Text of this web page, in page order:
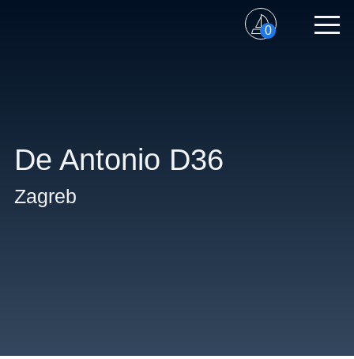
0
De Antonio D36
Zagreb